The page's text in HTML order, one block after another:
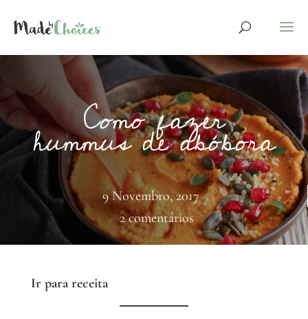
Como fazer
hummus de abóbora
9 Novembro, 2017
2 comentários
Ir para receita